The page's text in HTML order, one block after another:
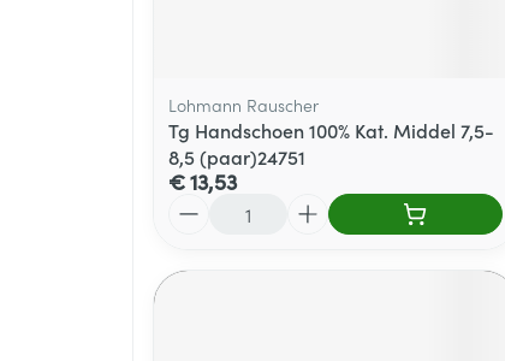
Lohmann Rauscher
Tg Handschoen 100% Kat. Middel 7,5-
8,5 (paar)24751
€ 13,53